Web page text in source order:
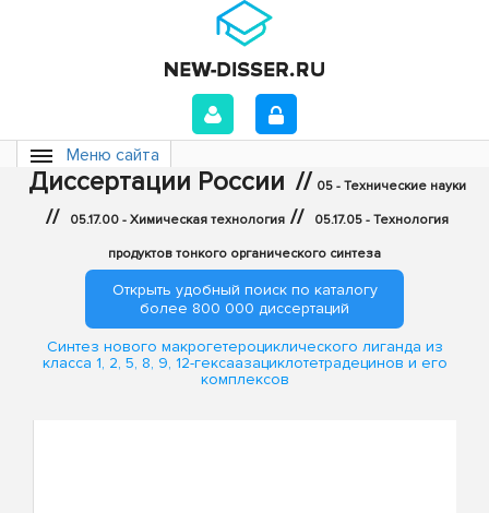
Меню сайта
Диссертации России // 05 - Технические науки
// 05.17.00 - Химическая технология // 05.17.05 - Технология
продуктов тонкого органического синтеза
Открыть удобный поиск по каталогу
более 800 000 диссертаций
Синтез нового макрогетероциклического лиганда из
класса 1, 2, 5, 8, 9, 12-гексаазациклотетрадецинов и его
комплексов